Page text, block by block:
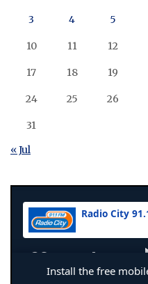
3 4 5
10 11 12
17 18 19
24 25 26
31
« Jul